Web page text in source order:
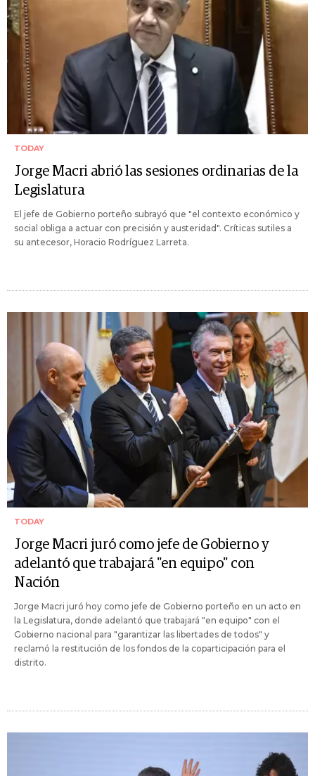
TODAY
Jorge Macri abrió las sesiones ordinarias de la
Legislatura
El jefe de Gobierno porteño subrayó que "el contexto económico y
social obliga a actuar con precisión y austeridad". Críticas sutiles a
su antecesor, Horacio Rodríguez Larreta.
TODAY
Jorge Macri juró como jefe de Gobierno y
adelantó que trabajará "en equipo" con
Nación
Jorge Macri juró hoy como jefe de Gobierno porteño en un acto en
la Legislatura, donde adelantó que trabajará "en equipo" con el
Gobierno nacional para "garantizar las libertades de todos" y
reclamó la restitución de los fondos de la coparticipación para el
distrito.